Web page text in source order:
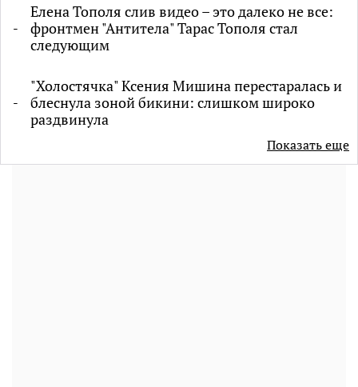
Елена Тополя слив видео – это далеко не все:
фронтмен "Антитела" Тарас Тополя стал
следующим
"Холостячка" Ксения Мишина перестаралась и
блеснула зоной бикини: слишком широко
раздвинула
Показать еще